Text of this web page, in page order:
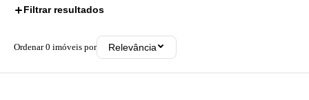
Filtrar resultados
Ordenar0 imóveis por Relevância